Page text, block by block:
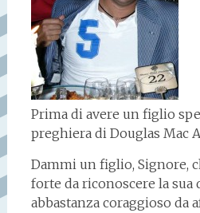
Prima di avere un figlio
preghiera di Douglas Mac
Dammi un figlio, Signore,
forte da riconoscere la sua
abbastanza coraggioso da